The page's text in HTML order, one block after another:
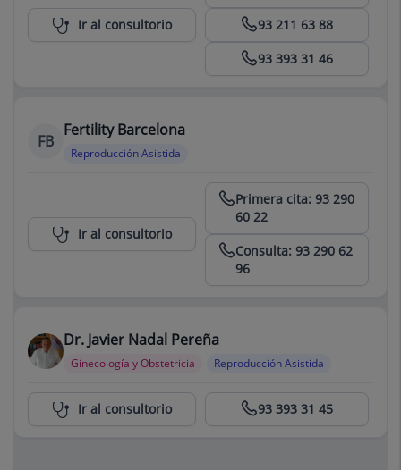
93 211 63 88
93 393 31 46
Ir al consultorio
FB
Fertility Barcelona
Reproducción Asistida
Primera cita: 93 290
60 22
Consulta: 93 290 62
96
Ir al consultorio
Dr. Javier Nadal Pereña
Ginecología y Obstetricia Reproducción Asistida
Centro Médico Teknon 93 393 31 45
Ir al consultorio